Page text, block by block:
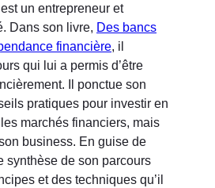
un entrepreneur et
Dans son livre, Des bancs
financière, il
qui lui a permis d’être
Il ponctue son
pratiques pour investir en
marchés financiers, mais
business. En guise de
synthèse de son parcours
et des techniques qu’il